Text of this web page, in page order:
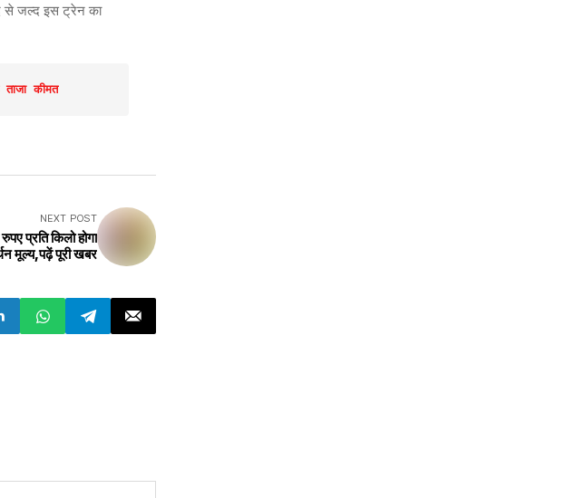
से जल्द इस ट्रेन का
कीमत
NEXT POST
प्रति किलो होगा
मूल्य,पढ़ें पूरी खबर